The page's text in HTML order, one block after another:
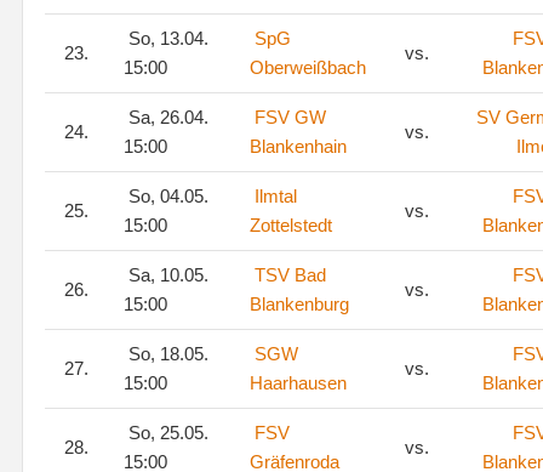
23.
So, 13.04.
15:00
SpG
Oberweißbach
vs.
24.
Sa, 26.04.
15:00
FSV GW
Blankenhain
vs.
SV
25.
So, 04.05.
15:00
Ilmtal
Zottelstedt
vs.
26.
Sa, 10.05.
15:00
TSV Bad
Blankenburg
vs.
27.
So, 18.05.
15:00
SGW
Haarhausen
vs.
28.
So, 25.05.
15:00
FSV
Gräfenroda
vs.